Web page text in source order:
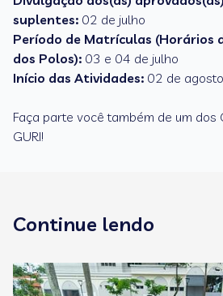
suplentes: 02 de julho
Período de Matrículas (Horários
dos Polos): 03 e 04 de julho
Início das Atividades: 02 de
Faça parte você também de um dos
GURI!
Continue lendo